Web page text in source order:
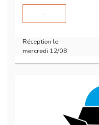
-
Réception le
mercredi 12/08